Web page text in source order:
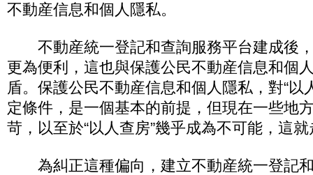
不動産信息和個人隱私。
不動産統一登記和查詢服務平台建成後，
更為便利，這也與保護公民不動産信息和個
盾。保護公民不動産信息和個人隱私，對“以
定條件，是一個基本的前提，但現在一些地
苛，以至於“以人查房”幾乎成為不可能，這
為糾正這種偏向，建立不動産統一登記